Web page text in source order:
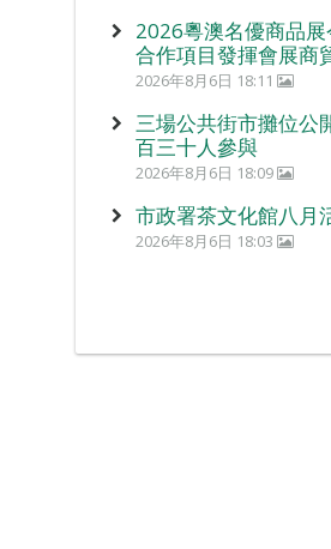
2026粵澳名優商品
合作項目發揮會展商
2026年8月6日 18:11
三場公共街市攤位公
百三十人參與
2026年8月6日 18:09
市政署茶文化館八月
2026年8月6日 18:03